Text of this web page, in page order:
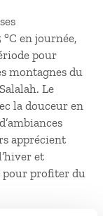
en journée,
pour
montagnes du
Le
la douceur en
apprécient
et
pour profiter du